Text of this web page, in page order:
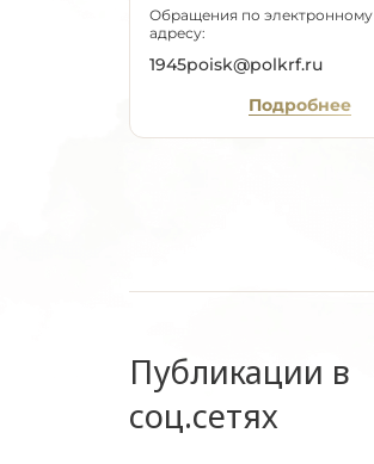
Обращения по электронному
адресу:
1945poisk@polkrf.ru
Подробнее
Публикации в
соц.сетях